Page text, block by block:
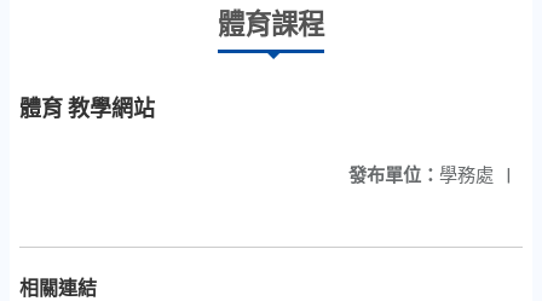
體育課程
體育 教學網站
發布單位： 學務處 |
相關連結